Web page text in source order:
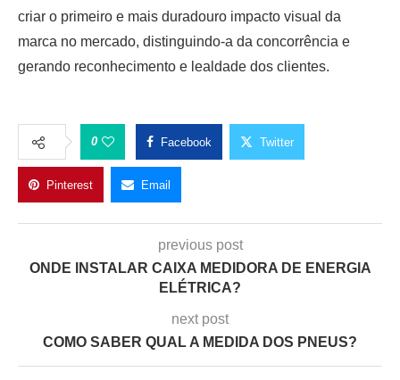
criar o primeiro e mais duradouro impacto visual da
marca no mercado, distinguindo-a da concorrência e
gerando reconhecimento e lealdade dos clientes.
0 Facebook Twitter
Pinterest Email
previous post
ONDE INSTALAR CAIXA MEDIDORA DE ENERGIA
ELÉTRICA?
next post
COMO SABER QUAL A MEDIDA DOS PNEUS?